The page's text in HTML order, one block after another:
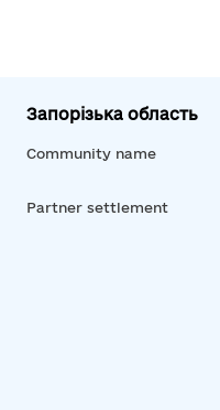
Запорізька область
Community name
Partner settlement